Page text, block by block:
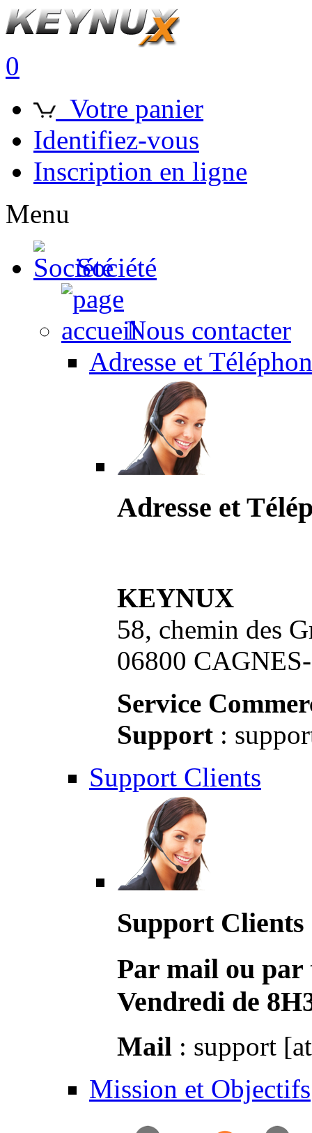
0
Votre panier
Identifiez-vous
Inscription en ligne
Menu
Société
Nous contacter
Adresse et
Adresse et
KEYNUX
58, chemin des
06800
Service
Support :
Support Clients
Support Clients
Par mail ou par
Vendredi de
Mail : support
Mission et Objectifs